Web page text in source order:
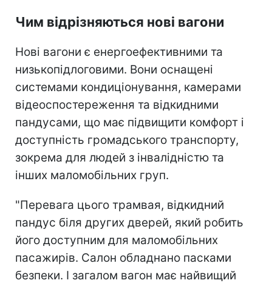
Чим відрізняються нові вагони
Нові вагони є енергоефективними та
низькопідлоговими. Вони оснащені
системами кондиціонування, камерами
відеоспостереження та відкидними
пандусами, що має підвищити комфорт і
доступність громадського транспорту,
зокрема для людей з інвалідністю та
інших маломобільних груп.
"Перевага цього трамвая, відкидний
пандус біля других дверей, який робить
його доступним для маломобільних
пасажирів. Салон обладнано пасками
безпеки. І загалом вагон має найвищий